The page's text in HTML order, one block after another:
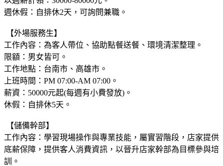
週休假：自排休2天，可詢問兼職。
【外場服務生】
工作內容：為客人帶位、協助點餐送餐、環境清潔整理。
限額：男女皆可。
工作地點：台南市、高雄市。
上班時間：PM 07:00-AM 07:00。
薪資：50000元起(每週有小費發放)。
休假：自排休5天。
【儲備幹部】
工作內容：學習現場操作與專業技能，屬實習階段，店家提供
底薪保障，提供客人消費資訊，以晉升店家幹部為目標參與培
訓。